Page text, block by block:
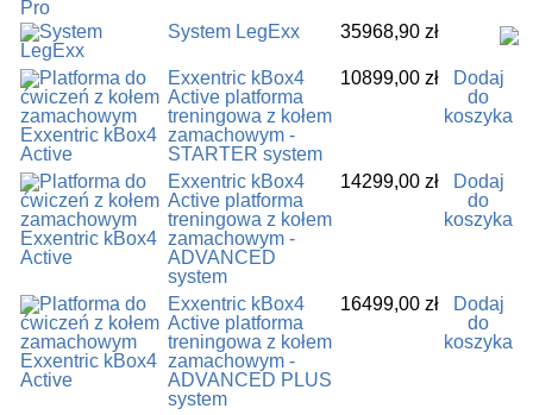
produktu
21988,00
wariantów.
wybrać
stronie
System LegExx 35968,90 zł
Exxentric kBox4
Active platforma
treningowa z kołem
zamachowym -
STARTER system
10899,00 zł
Dodaj
do
koszyka
Exxentric kBox4
Active platforma
treningowa z kołem
zamachowym -
ADVANCED
system
14299,00 zł
Dodaj
do
koszyka
Exxentric kBox4
Active platforma
treningowa z kołem
zamachowym -
ADVANCED PLUS
system
16499,00 zł
Dodaj
do
koszyka